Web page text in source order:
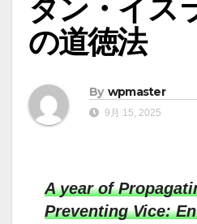
タン・イス
の道徳法
By wpmaster
9月 15, 2025
A year of
Preventing Vice: